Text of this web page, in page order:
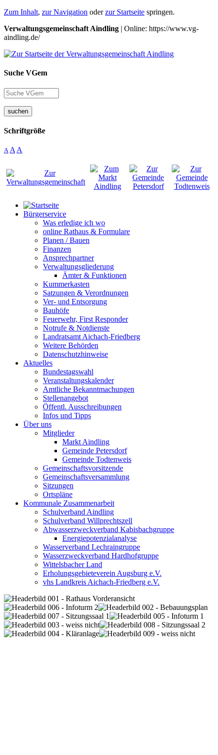
Zum Inhalt, zur Navigation oderzur Startseite springen.
Verwaltungsgemeinschaft Aindling | Online: https://www.vg-
aindling.de/
Suche VGem
suchen
Schriftgröße
A A A
Bürgerservice
Was erledige ich wo
online Rathaus & Formulare
Planen / Bauen
Finanzen
Ansprechpartner
Verwaltungsgliederung
Ämter & Funktionen
Kummerkasten
Satzungen & Verordnungen
Ver- und Entsorgung
Bauhöfe
Feuerwehr, First Responder
Notrufe & Notdienste
Landratsamt Aichach-Friedberg
Weitere Behörden
Datenschutzhinweise
Aktuelles
Bundestagswahl
Veranstaltungskalender
Amtliche Bekanntmachungen
Stellenangebot
Öffentl. Ausschreibungen
Infos und Tipps
Über uns
Mitglieder
Markt Aindling
Gemeinde Petersdorf
Gemeinde Todtenweis
Gemeinschaftsvorsitzende
Gemeinschaftsversammlung
Sitzungen
Ortspläne
Kommunale Zusammenarbeit
Schulverband Aindling
Schulverband Willprechtszell
Abwasserzweckverband Kabisbachgruppe
Energiepotenzialanalyse
Wasserverband Lechraingruppe
Wasserzweckverband Hardhofgruppe
Wittelsbacher Land
Erholungsgebieteverein Augsburg e.V.
vhs Landkreis Aichach-Friedberg e.V.